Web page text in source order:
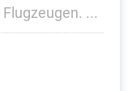
...